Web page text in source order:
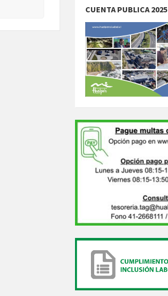
CUENTA PUBLICA 2025